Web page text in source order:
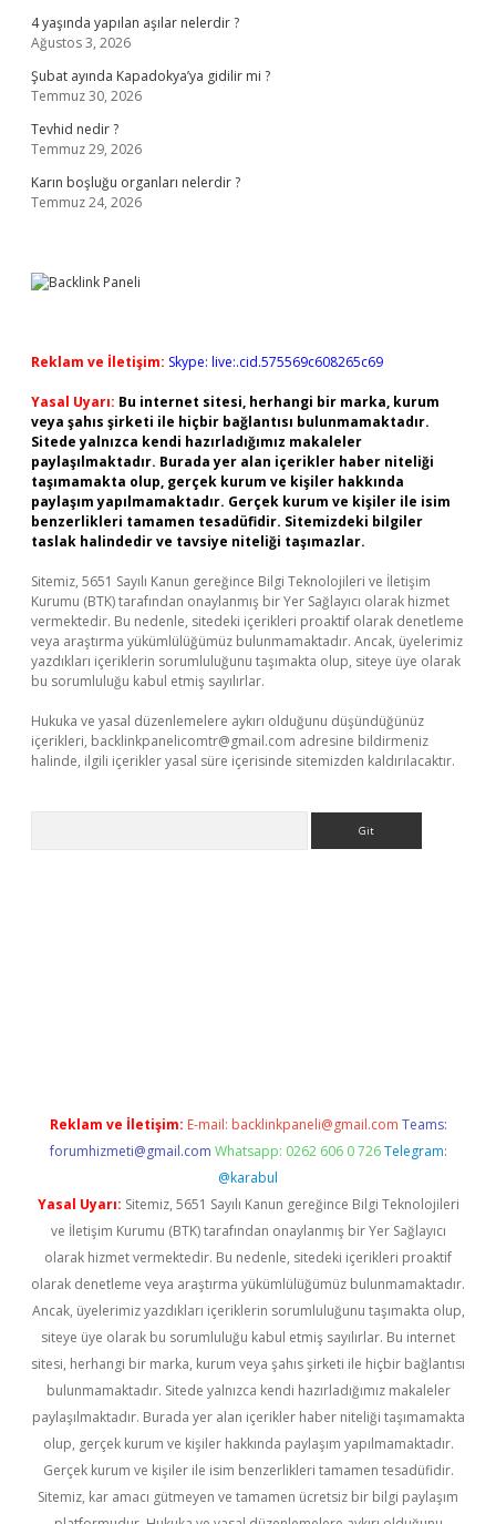
4 yaşında yapılan aşılar nelerdir ?
Ağustos 3, 2026
Şubat ayında Kapadokya’ya gidilir mi ?
Temmuz 30, 2026
Tevhid nedir ?
Temmuz 29, 2026
Karın boşluğu organları nelerdir ?
Temmuz 24, 2026
Reklam ve İletişim: Skype: live:.cid.575569c608265c69
Yasal Uyarı: Bu internet sitesi, herhangi bir marka, kurum
veya şahıs şirketi ile hiçbir bağlantısı bulunmamaktadır.
Sitede yalnızca kendi hazırladığımız makaleler
paylaşılmaktadır. Burada yer alan içerikler haber niteliği
taşımamakta olup, gerçek kurum ve kişiler hakkında
paylaşım yapılmamaktadır. Gerçek kurum ve kişiler ile isim
benzerlikleri tamamen tesadüfidir. Sitemizdeki bilgiler
taslak halindedir ve tavsiye niteliği taşımazlar.
Sitemiz, 5651 Sayılı Kanun gereğince Bilgi Teknolojileri ve İletişim
Kurumu (BTK) tarafından onaylanmış bir Yer Sağlayıcı olarak hizmet
vermektedir. Bu nedenle, sitedeki içerikleri proaktif olarak denetleme
veya araştırma yükümlülüğümüz bulunmamaktadır. Ancak, üyelerimiz
yazdıkları içeriklerin sorumluluğunu taşımakta olup, siteye üye olarak
bu sorumluluğu kabul etmiş sayılırlar.
Hukuka ve yasal düzenlemelere aykırı olduğunu düşündüğünüz
içerikleri, backlinkpanelicomtr@gmail.com adresine bildirmeniz
halinde, ilgili içerikler yasal süre içerisinde sitemizden kaldırılacaktır.
Reklam ve İletişim: E-mail: backlinkpaneli@gmail.com Teams:
forumhizmeti@gmail.com Whatsapp: 0262 606 0 726 Telegram:
@karabul
Yasal Uyarı: Sitemiz, 5651 Sayılı Kanun gereğince Bilgi Teknolojileri
ve İletişim Kurumu (BTK) tarafından onaylanmış bir Yer Sağlayıcı
olarak hizmet vermektedir. Bu nedenle, sitedeki içerikleri proaktif
olarak denetleme veya araştırma yükümlülüğümüz bulunmamaktadır.
Ancak, üyelerimiz yazdıkları içeriklerin sorumluluğunu taşımakta olup,
siteye üye olarak bu sorumluluğu kabul etmiş sayılırlar. Bu internet
sitesi, herhangi bir marka, kurum veya şahıs şirketi ile hiçbir bağlantısı
bulunmamaktadır. Sitede yalnızca kendi hazırladığımız makaleler
paylaşılmaktadır. Burada yer alan içerikler haber niteliği taşımamakta
olup, gerçek kurum ve kişiler hakkında paylaşım yapılmamaktadır.
Gerçek kurum ve kişiler ile isim benzerlikleri tamamen tesadüfidir.
Sitemiz, kar amacı gütmeyen ve tamamen ücretsiz bir bilgi paylaşım